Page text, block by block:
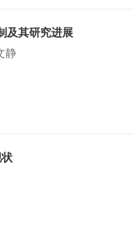
及其研究进展
静